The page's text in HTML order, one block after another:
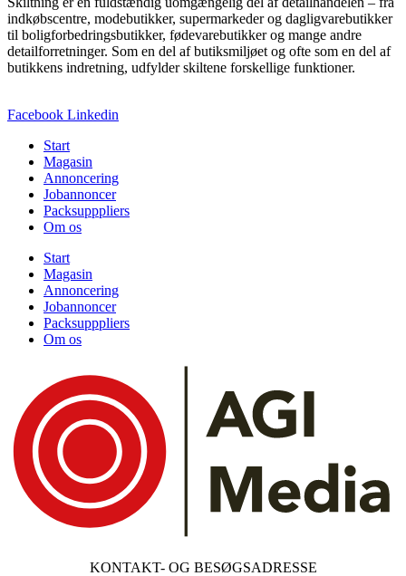
indkøbscentre, modebutikker, supermarkeder og dagligvarebutikker
til boligforbedringsbutikker, fødevarebutikker og mange andre
detailforretninger. Som en del af butiksmiljøet og ofte som en del af
butikkens indretning, udfylder skiltene forskellige funktioner.
Facebook Linkedin
Start
Magasin
Annoncering
Jobannoncer
Packsupppliers
Om os
Start
Magasin
Annoncering
Jobannoncer
Packsupppliers
Om os
KONTAKT- OG BESØGSADRESSE